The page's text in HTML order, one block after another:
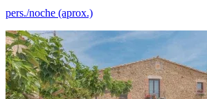
pers./noche (aprox.)